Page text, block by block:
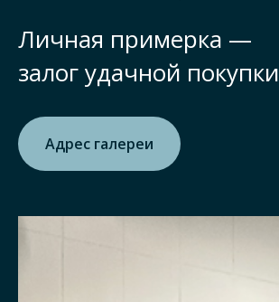
Личная примерка —
залог удачной покупки
Адрес галереи